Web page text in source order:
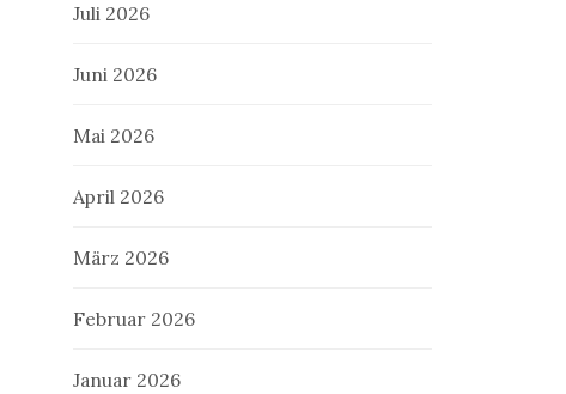
Juli 2026
Juni 2026
Mai 2026
April 2026
März 2026
Februar 2026
Januar 2026